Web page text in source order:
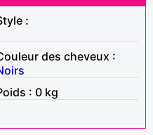
:
des cheveux :
: 0 kg